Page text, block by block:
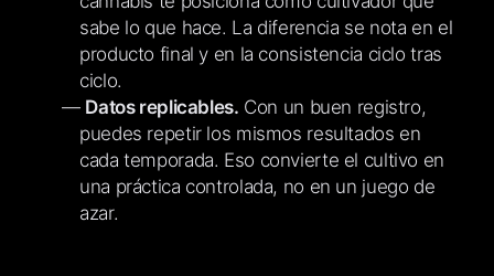
sabe lo que hace. La diferencia se nota en el
producto final y en la consistencia ciclo tras
ciclo.
Datos replicables. Con un buen registro,
puedes repetir los mismos resultados en
cada temporada. Eso convierte el cultivo en
una práctica controlada, no en un juego de
azar.